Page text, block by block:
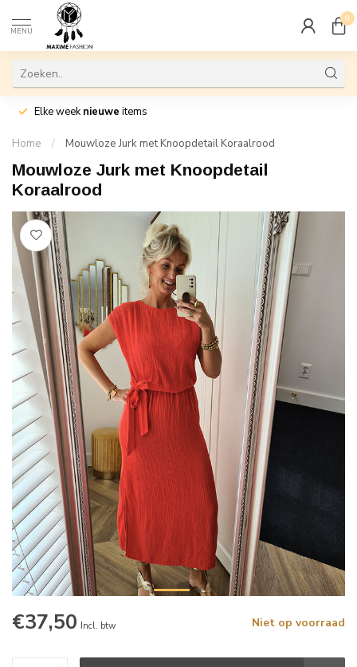
MENU
0
Elke weeknieuwe items
Home / Mouwloze Jurk met Knoopdetail Koraalrood
Mouwloze Jurk met Knoopdetail
Koraalrood
€37,50 Incl. btw Niet op voorraad